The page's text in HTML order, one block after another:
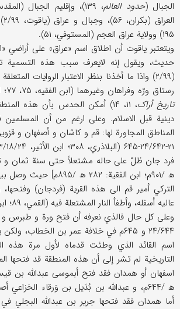
الجبال (حدود العالم
۱۹۵) وولایة عراق العجم (المستوفي، ۵۱).
ویتعتبر یاقوت أن اطلاق اسم «عراق» علی أراضي
حدیث، ویقول إنه لایعرف سبب هذه
(۲/۹۹) واذا ما أخذنا بنظر الاعتبار الروایات
رستاق ورّه وفراهان وغیرهما (ابن الفقیه، ۷۵، ۷۷؛ القمي، ۸۸-۹۰؛ دهگان،
تاریخ أراک
، ۱۱، ۱۴) أمکن الحدس بأن هذه
دینیة قبل الاسلام. وعلی ارغم من أن
المناطق المجاورة لها: قم و کاشان و أصفهان و
ھ /۹۰۱م؛ ابن الفقیة: ۲۸۲ ھ
الترکي أمیر قم الی هذه القریة (فردجان)
عالیه أسفله، وأطفأ النار المشتعلة فیه (القمي، ۸۹؛ ابن الفقیه، ۷۷).
۲۴/۶۴۴ و ۶۴۵م في خلافة عمر بن
اسم القائد الذي وطئت قدماه لأول مرة هذه
التاریخیة لم تشر إلی أن هذه المنطقة قد
ھ /۶۴۴م، و عبدالله بن بُدَیل بن وَرقاء